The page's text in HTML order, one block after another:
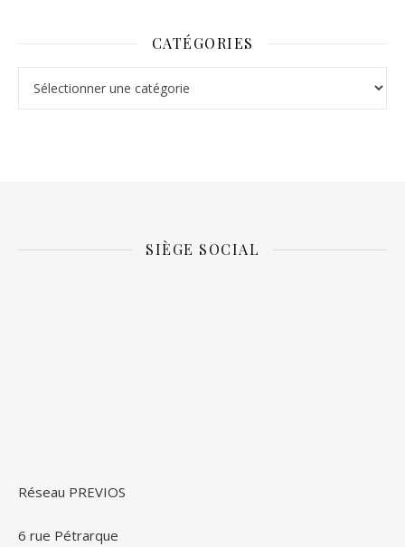
CATÉGORIES
SIÈGE SOCIAL
Réseau PREVIOS
6 rue Pétrarque